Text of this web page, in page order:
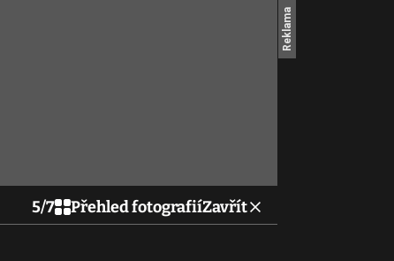
5/7 Přehled fotografiíZavřít